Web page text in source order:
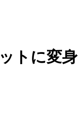
トに変身